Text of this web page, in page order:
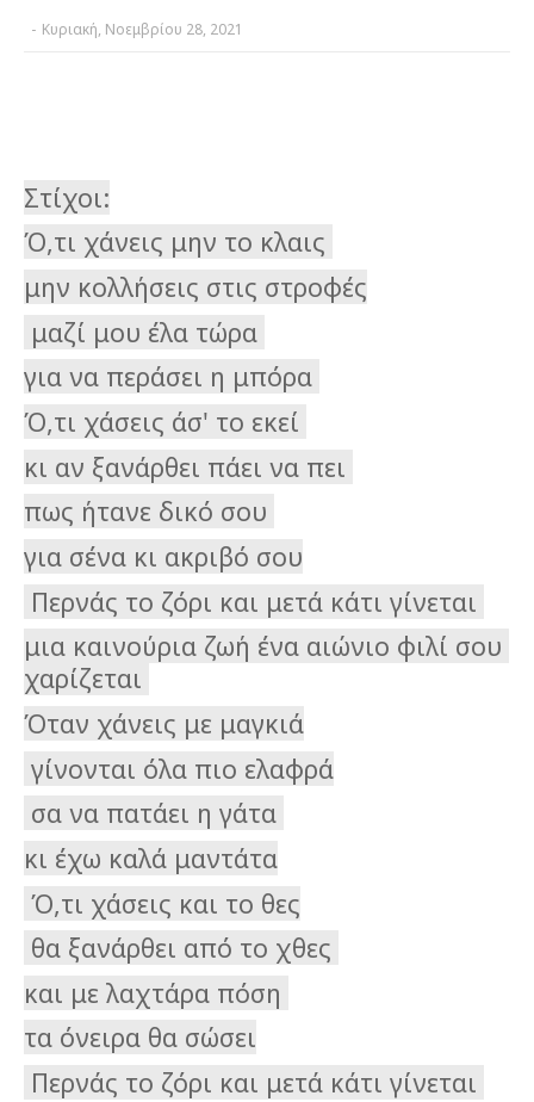
- Κυριακή, Νοεμβρίου 28, 2021
Στίχοι:
Ό,τι χάνεις μην το κλαις
μην κολλήσεις στις στροφές
μαζί μου έλα τώρα
για να περάσει η μπόρα
Ό,τι χάσεις άσ' το εκεί
κι αν ξανάρθει πάει να πει
πως ήτανε δικό σου
για σένα κι ακριβό σου
Περνάς το ζόρι και μετά κάτι γίνεται
μια καινούρια ζωή ένα αιώνιο φιλί σου
χαρίζεται
Όταν χάνεις με μαγκιά
γίνονται όλα πιο ελαφρά
σα να πατάει η γάτα
κι έχω καλά μαντάτα
Ό,τι χάσεις και το θες
θα ξανάρθει από το χθες
και με λαχτάρα πόση
τα όνειρα θα σώσει
Περνάς το ζόρι και μετά κάτι γίνεται